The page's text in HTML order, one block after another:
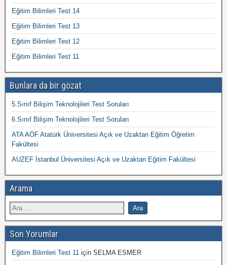
Eğitim Bilimleri Test 14
Eğitim Bilimleri Test 13
Eğitim Bilimleri Test 12
Eğitim Bilimleri Test 11
Bunlara da bir gözat
5.Sınıf Bilişim Teknolojileri Test Soruları
6.Sınıf Bilişim Teknolojileri Test Soruları
ATA AÖF Atatürk Üniversitesi Açık ve Uzaktan Eğitim Öğretim
Fakültesi
AUZEF İstanbul Üniversitesi Açık ve Uzaktan Eğitim Fakültesi
Arama
Son Yorumlar
Eğitim Bilimleri Test 11 için SELMA ESMER